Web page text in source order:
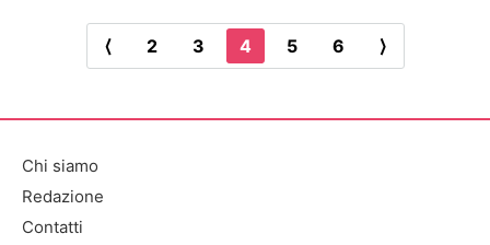
⟨ 2 3 4 5 6 ⟩
Chi siamo
Redazione
Contatti